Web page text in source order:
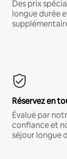
Des prix
longue durée
Réservez en
Évalué par
confiance et
séjour longue